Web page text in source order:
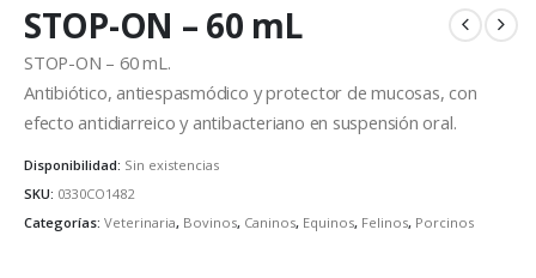
STOP-ON – 60 mL
STOP-ON – 60 mL.
Antibiótico, antiespasmódico y protector de mucosas, con
efecto antidiarreico y antibacteriano en suspensión oral.
Disponibilidad: Sin existencias
SKU: 0330CO1482
Categorías: Veterinaria, Bovinos, Caninos, Equinos, Felinos, Porcinos